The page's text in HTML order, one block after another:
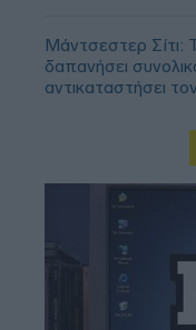
Μάντσεστερ Σίτι:
δαπανήσει
αντικαταστήσει